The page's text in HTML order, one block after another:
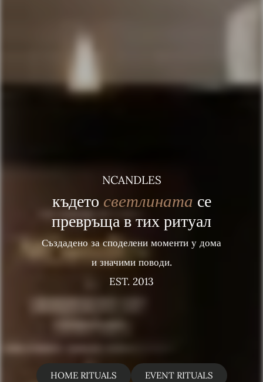
NCANDLES
където светлината се
превръща в тих ритуал
Създадено за споделени моменти у дома
и значими поводи.
EST. 2013
HOME RITUALS EVENT RITUALS